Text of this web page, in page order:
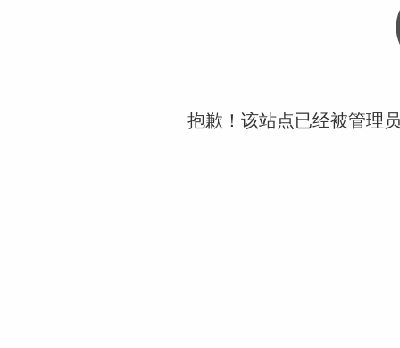
抱歉！该站点已经被管理